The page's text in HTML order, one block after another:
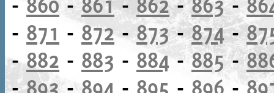
- 871 - 872-873-874-
-882 - 883 - 884-885-
-893-894 - 895 - 896 -